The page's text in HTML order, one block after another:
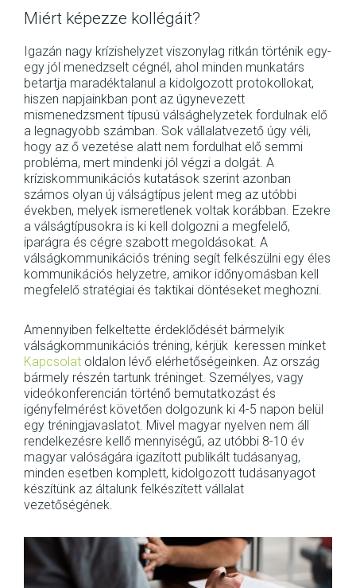
Miért képezze kollégáit?
Igazán nagy krízishelyzet viszonylag ritkán történik egy-
egy jól menedzselt cégnél, ahol minden munkatárs
betartja maradéktalanul a kidolgozott protokollokat,
hiszen napjainkban pont az úgynevezett
mismenedzsment típusú válsághelyzetek fordulnak elő
a legnagyobb számban. Sok vállalatvezető úgy véli,
hogy az ő vezetése alatt nem fordulhat elő semmi
probléma, mert mindenki jól végzi a dolgát. A
kríziskommunikációs kutatások szerint azonban
számos olyan új válságtípus jelent meg az utóbbi
években, melyek ismeretlenek voltak korábban. Ezekre
a válságtípusokra is ki kell dolgozni a megfelelő,
iparágra és cégre szabott megoldásokat. A
válságkommunikációs tréning segít felkészülni egy éles
kommunikációs helyzetre, amikor időnyomásban kell
megfelelő stratégiai és taktikai döntéseket meghozni.
Amennyiben felkeltette érdeklődését bármelyik
válságkommunikációs tréning, kérjük keressen minket
Kapcsolat oldalon lévő elérhetőségeinken. Az ország
bármely részén tartunk tréninget. Személyes, vagy
videókonferencián történő bemutatkozást és
igényfelmérést követően dolgozunk ki 4-5 napon belül
egy tréningjavaslatot. Mivel magyar nyelven nem áll
rendelkezésre kellő mennyiségű, az utóbbi 8-10 év
magyar valóságára igazított publikált tudásanyag,
minden esetben komplett, kidolgozott tudásanyagot
készítünk az általunk felkészített vállalat
vezetőségének.